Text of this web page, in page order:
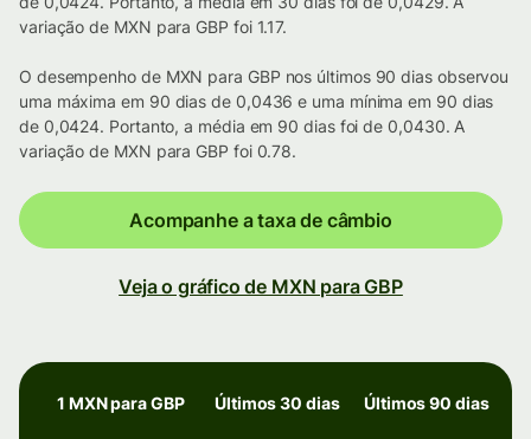
variação de MXN para GBP foi 1.17.
O desempenho de MXN para GBP nos últimos 90 dias observou
uma máxima em 90 dias de 0,0436 e uma mínima em 90 dias
de 0,0424. Portanto, a média em 90 dias foi de 0,0430. A
variação de MXN para GBP foi 0.78.
Acompanhe a taxa de câmbio
Veja o gráfico de MXN para GBP
1 MXN para GBP Últimos 30 dias Últimos 90 dias